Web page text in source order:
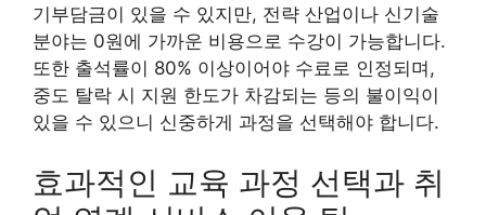
기부담금이 있을 수 있지만, 전략 산업이나 신기술
분야는 0원에 가까운 비용으로 수강이 가능합니다.
또한 출석률이 80% 이상이어야 수료로 인정되며,
중도 탈락 시 지원 한도가 차감되는 등의 불이익이
있을 수 있으니 신중하게 과정을 선택해야 합니다.
효과적인 교육 과정 선택과 취